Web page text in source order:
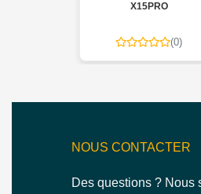
X15PRO
(0)
NOUS CONTACTER
Des questions ? Nous